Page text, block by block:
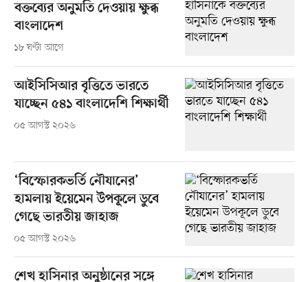
বক্তব্যের অনুমতি দেওয়ায় ক্ষুব্ধ
বাংলাদেশ
১৮ ঘণ্টা আগে
আইসিসিআর বৃত্তিতে ভারতে
যাচ্ছেন ৫৪১ বাংলাদেশি শিক্ষার্থী
০৫ আগস্ট ২০২৬
‘বিস্ফোরকভর্তি নৌযানের’
হামলায় ইয়েমেন উপকূলে ডুবে
গেছে ভারতীয় জাহাজ
০৫ আগস্ট ২০২৬
শেখ হাসিনার অনুষ্ঠানের সঙ্গে